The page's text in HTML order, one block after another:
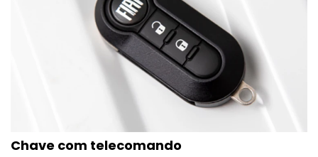
Chave com telecomando